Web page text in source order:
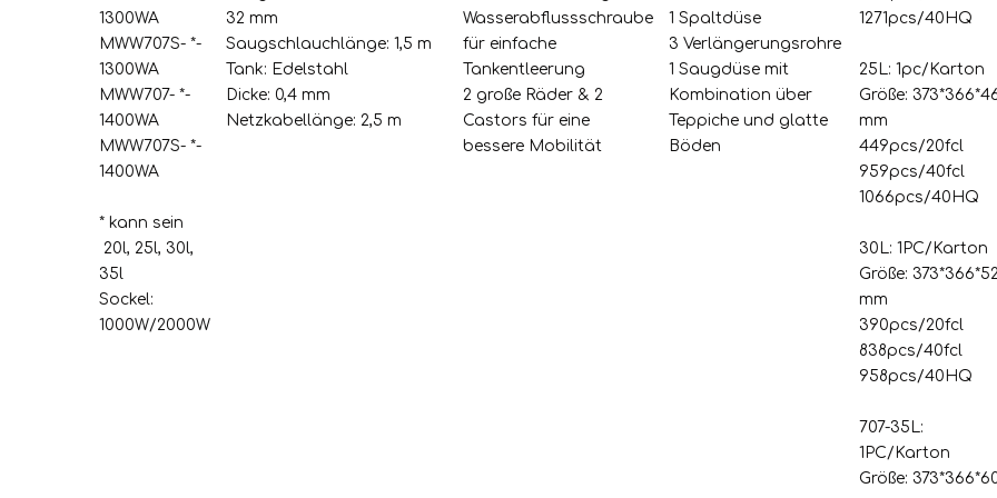
1300WA
MWW707S- *-
1300WA
MWW707- *-
1400WA
MWW707S- *-
1400WA
* kann sein
20l, 25l, 30l,
35l
Sockel:
1000W/2000W
32 mm
Saugschlauchlänge: 1,5 m
Tank: Edelstahl
Dicke: 0,4 mm
Netzkabellänge: 2,5 m
Wasserabflussschraube
für einfache
Tankentleerung
2 große Räder & 2
Castors für eine
bessere Mobilität
1 Spaltdüse
3 Verlängerungsrohre
1 Saugdüse mit
Kombination über
Teppiche und glatte
Böden
1271pcs/40HQ
25L: 1pc/Karton
Größe:
mm
449pcs/20fcl
959pcs/40fcl
1066pcs/40HQ
30L: 1PC/Karton
Größe:
mm
390pcs/20fcl
838pcs/40fcl
958pcs/40HQ
707-35L:
1PC/Karton
Größe: